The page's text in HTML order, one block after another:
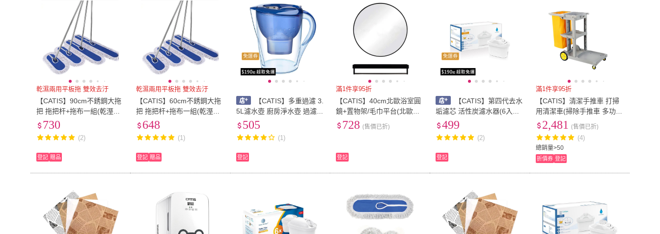
乾濕兩用平板拖 雙效去汙
【CATIS】90cm不銹鋼大拖
把 拖把杆+拖布一組(乾溼兩
用 懶人寬平拖 超大平板輕鬆
730
(2)
登記 贈品
乾濕兩用平板拖 雙效去汙
【CATIS】60cm不銹鋼大拖
把 拖把杆+拖布一組(乾溼兩
用 懶人寬平拖 超大平板輕鬆
648
(1)
登記 贈品
免運券
【CATIS】多重過濾 3.
5L濾水壺 廚房淨水壺 過濾水
壺(1壺1濾芯)
505
(1)
登記
滿1件享95折
【CATIS】40cm北歐浴室圓
鏡+置物架/毛巾平台(北歐風
圓鏡 簡約浴室鏡 化妝鏡 免
打孔圓鏡 壁掛式鏡)
728 (售價已折)
登記
免運券
【CATIS】第四代去水
垢濾芯 活性炭濾水器(6入組
brita通用 適用brita 深層凈
499
(2)
登記
滿1件享95折
【CATIS】清潔手推車 打掃
用清潔車(掃除手推車 多功能
收納 專業清潔車 掃除工具)
總銷量>50
2,481 (售價已折)
(4)
折價券 登記